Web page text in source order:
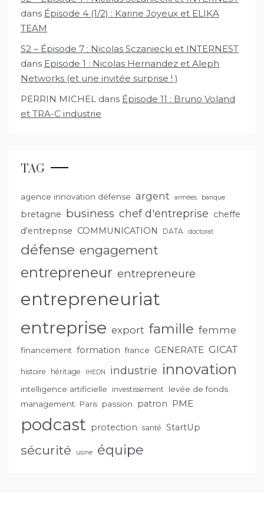
dans Épisode 4 (1/2) : Karine Joyeux et ELIKA
TEAM
S2 – Épisode 7 : Nicolas Sczaniecki et INTERNEST
dans Episode 1 : Nicolas Hernandez et Aleph
Networks (et une invitée surprise ! )
PERRIN MICHEL dans Épisode 11 : Bruno Voland
et TRA-C industrie
TAG
agence innovation défense argent armées banque
bretagne business chef d'entreprise cheffe
d'entreprise COMMUNICATION DATA doctorat
défense engagement
entrepreneur entrepreneure
entrepreneuriat
entreprise export famille femme
financement formation france GENERATE GICAT
histoire héritage IHEDN industrie innovation
intelligence artificielle investissement
levée de fonds
management Paris passion patron PME
podcast protection santé StartUp
sécurité usine équipe